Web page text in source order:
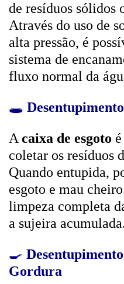
de resíduos sólidos
Através do uso de
alta pressão, é
sistema de
fluxo normal da
🕳️
A caixa de esgoto
coletar os resíduos
Quando entupida,
esgoto e mau
limpeza completa
a sujeira
🍳
Gordura